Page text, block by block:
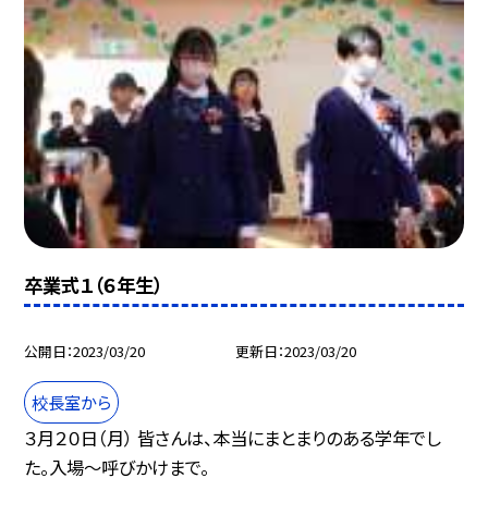
卒業式１（６年生）
公開日 2023/03/20 更新日 2023/03/20
校長室から
３月２０日（月） 皆さんは、本当にまとまりのある学年でし
た。入場〜呼びかけまで。